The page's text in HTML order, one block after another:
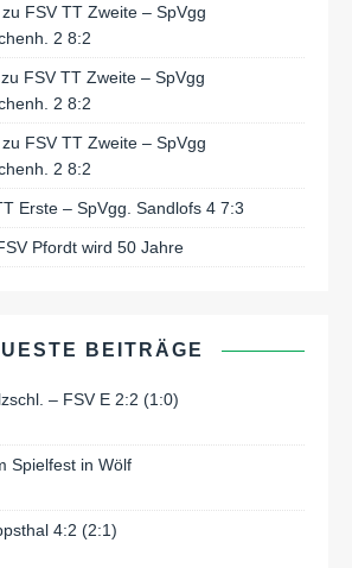
zu FSV TT Zweite – SpVgg
2 8:2
zu FSV TT Zweite – SpVgg
2 8:2
zu FSV TT Zweite – SpVgg
2 8:2
Erste – SpVgg. Sandlofs 4 7:3
Pfordt wird 50 Jahre
BEITRÄGE
– FSV E 2:2 (1:0)
Spielfest in Wölf
4:2 (2:1)